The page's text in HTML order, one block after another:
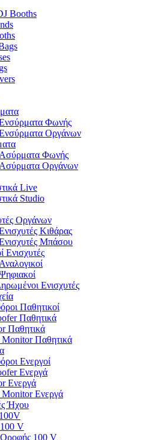
Booths
Φωνής
Οργάνων
Ασύρματα Φωνής
Ασύρματα Οργάνων
Live
Studio
Οργάνων
Κιθάρας
Μπάσου
Ενισχυτές
Αναλογικοί
Ενισχυτές
Παθητικοί
Παθητικά
Παθητικά
Monitor Παθητικά
Ενεργοί
Ενεργά
Ενεργά
Monitor Ενεργά
Ήχου
V
100 V